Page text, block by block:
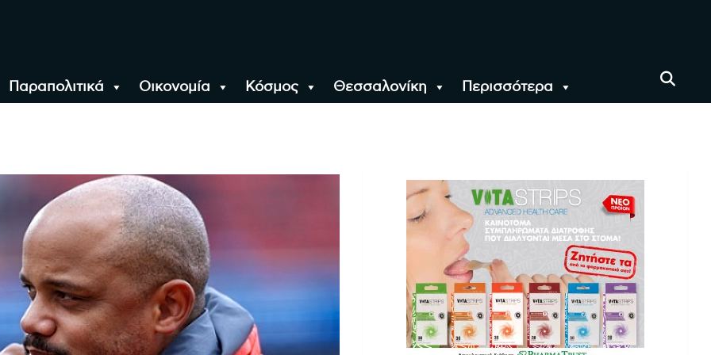
Παραπολιτικά Οικονομία Κόσμος Θεσσαλονίκη Περισσότερα